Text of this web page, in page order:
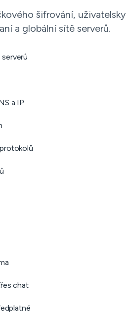
šifrování, uživatelsky
a globální sítě serverů.
a IP
chat